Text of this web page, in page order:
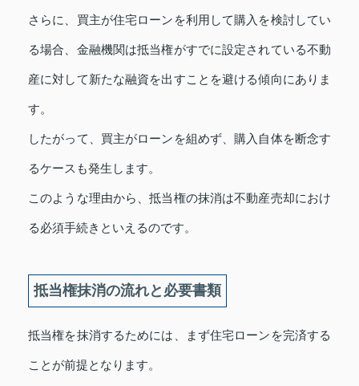
さらに、買主が住宅ローンを利用して購入を検討してい
る場合、金融機関は抵当権がすでに設定されている不動
産に対して新たな融資を出すことを避ける傾向にありま
す。
したがって、買主がローンを組めず、購入自体を断念す
るケースも発生します。
このような理由から、抵当権の抹消は不動産売却におけ
る必須手続きといえるのです。
抵当権抹消の流れと必要書類
抵当権を抹消するためには、まず住宅ローンを完済する
ことが前提となります。